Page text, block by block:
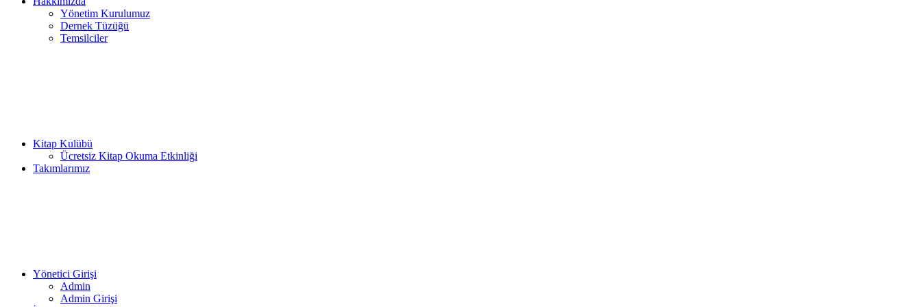
Yönetim Kurulumuz
Dernek Tüzüğü
Temsilciler
Kitap Kulübü
Ücretsiz Kitap Okuma Etkinliği
Takımlarımız
Yönetici Girişi
Admin
Admin Girişi